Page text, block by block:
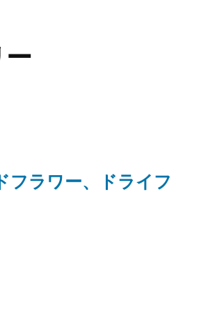
フラワー、ドライフ